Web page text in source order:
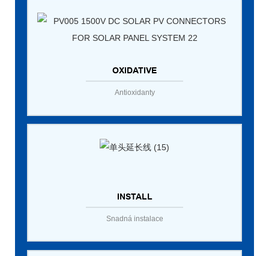
OXIDATIVE
Antioxidanty
INSTALL
Snadná instalace